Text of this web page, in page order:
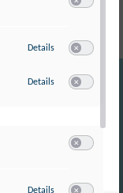
Details zu Meta Pixel
Switch
Details zu LinkedIn Pixel
Details zu Vimeo